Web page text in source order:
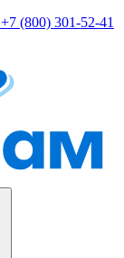
+7 (800) 301-52-41